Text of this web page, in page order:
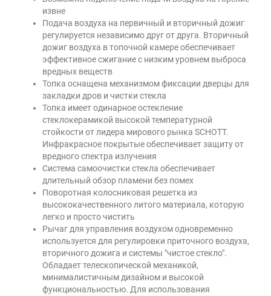
извне
Подача воздуха на первичный и вторичный дожиг
регулируется независимо друг от друга. Вторичный
дожиг воздуха в топочной камере обеспечивает
эффективное сжигание с низким уровнем выброса
вредных веществ
Топка оснащена механизмом фиксации дверцы для
закладки дров и чистки стекла
Топка имеет одинарное остекление
стеклокерамикой высокой температурной
стойкости от лидера мирового рынка SCHOTT.
Инфракрасное покрытые обеспечивает защиту от
вредного спектра излучения
Система самоочистки стекла обеспечивает
длительный обзор пламени без помех
Поворотная колосниковая решетка из
высококачественного литого материала, которую
легко и просто чистить
Рычаг для управления воздухом одновременно
используется для регулировки приточного воздуха,
вторичного дожига и системы "чистое стекло".
Обладает телескопической механикой,
минималистичным дизайном и высокой
функциональностью. Для использования